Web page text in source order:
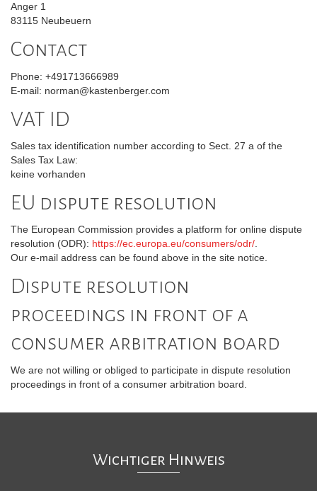
Anger 1
83115 Neubeuern
Contact
Phone: +491713666989
E-mail: norman@kastenberger.com
VAT ID
Sales tax identification number according to Sect. 27 a of the
Sales Tax Law:
keine vorhanden
EU dispute resolution
The European Commission provides a platform for online dispute
resolution (ODR): https://ec.europa.eu/consumers/odr/.
Our e-mail address can be found above in the site notice.
Dispute resolution
proceedings in front of a
consumer arbitration board
We are not willing or obliged to participate in dispute resolution
proceedings in front of a consumer arbitration board.
Wichtiger Hinweis